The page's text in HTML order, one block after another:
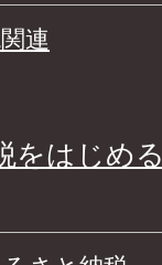
連
をはじめる